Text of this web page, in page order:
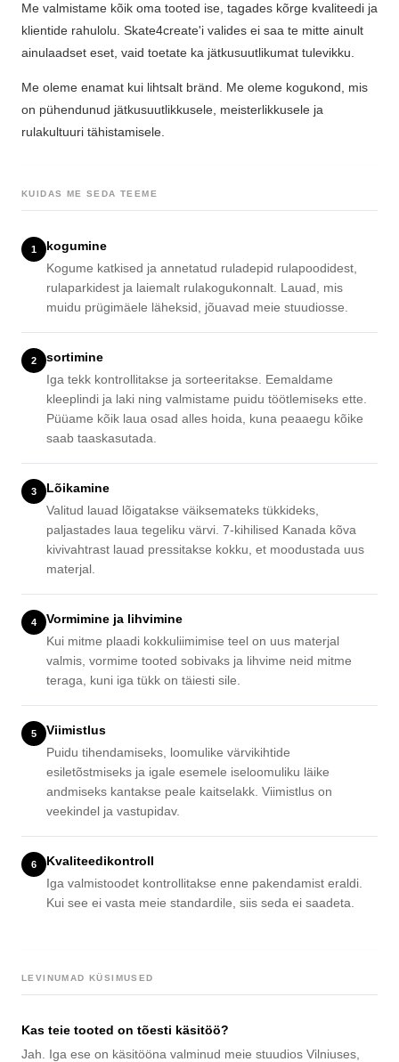
Me valmistame kõik oma tooted ise, tagades kõrge kvaliteedi ja
klientide rahulolu. Skate4create'i valides ei saa te mitte ainult
ainulaadset eset, vaid toetate ka jätkusuutlikumat tulevikku.
Me oleme enamat kui lihtsalt bränd. Me oleme kogukond, mis
on pühendunud jätkusuutlikkusele, meisterlikkusele ja
rulakultuuri tähistamisele.
KUIDAS ME SEDA TEEME
1 kogumine
Kogume katkised ja annetatud ruladepid rulapoodidest,
rulaparkidest ja laiemalt rulakogukonnalt. Lauad, mis
muidu prügimäele läheksid, jõuavad meie stuudiosse.
2 sortimine
Iga tekk kontrollitakse ja sorteeritakse. Eemaldame
kleeplindi ja laki ning valmistame puidu töötlemiseks ette.
Püüame kõik laua osad alles hoida, kuna peaaegu kõike
saab taaskasutada.
3 Lõikamine
Valitud lauad lõigatakse väiksemateks tükkideks,
paljastades laua tegeliku värvi. 7-kihilised Kanada kõva
kivivahtrast lauad pressitakse kokku, et moodustada uus
materjal.
4 Vormimine ja lihvimine
Kui mitme plaadi kokkuliimimise teel on uus materjal
valmis, vormime tooted sobivaks ja lihvime neid mitme
teraga, kuni iga tükk on täiesti sile.
5 Viimistlus
Puidu tihendamiseks, loomulike värvikihtide
esiletõstmiseks ja igale esemele iseloomuliku läike
andmiseks kantakse peale kaitselakk. Viimistlus on
veekindel ja vastupidav.
6 Kvaliteedikontroll
Iga valmistoodet kontrollitakse enne pakendamist eraldi.
Kui see ei vasta meie standardile, siis seda ei saadeta.
LEVINUMAD KÜSIMUSED
Kas teie tooted on tõesti käsitöö?
Jah. Iga ese on käsitööna valminud meie stuudios Vilniuses,